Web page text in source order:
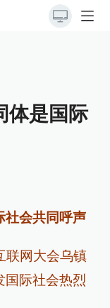
体是国际
社会共同呼声
网大会乌镇
国际社会热烈